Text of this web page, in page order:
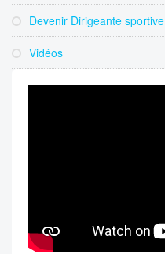
Devenir Dirigeante sportive
Vidéos